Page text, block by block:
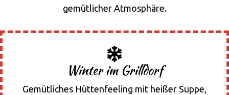
gemütlicher Atmosphäre.
Winter im Grilldorf
Gemütliches Hüttenfeeling mit heißer Suppe,